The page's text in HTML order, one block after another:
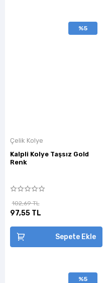
%5
Çelik Kolye
Kalpli Kolye Taşsız Gold
Renk
102,69 TL
97,55 TL
Sepete Ekle
%5